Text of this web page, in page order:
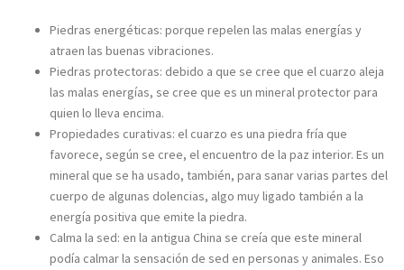
Piedras energéticas: porque repelen las malas energías y
atraen las buenas vibraciones.
Piedras protectoras: debido a que se cree que el cuarzo aleja
las malas energías, se cree que es un mineral protector para
quien lo lleva encima.
Propiedades curativas: el cuarzo es una piedra fría que
favorece, según se cree, el encuentro de la paz interior. Es un
mineral que se ha usado, también, para sanar varias partes del
cuerpo de algunas dolencias, algo muy ligado también a la
energía positiva que emite la piedra.
Calma la sed: en la antigua China se creía que este mineral
podía calmar la sensación de sed en personas y animales. Eso